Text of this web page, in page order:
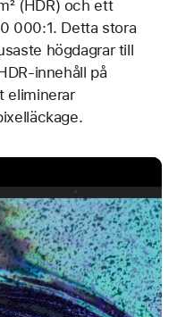
(HDR) och ett
000:1. Detta stora
högdagrar till
innehåll på
eliminerar